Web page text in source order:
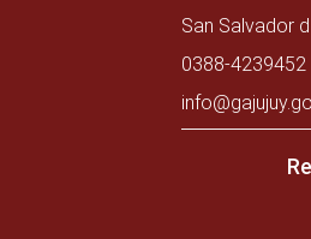
San Salvador
0388-